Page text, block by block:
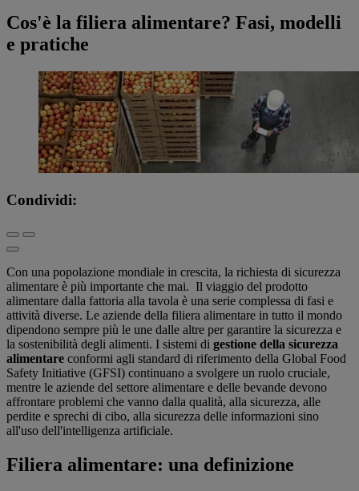
Cos'è la filiera alimentare? Fasi, modelli
e pratiche
Condividi:
Con una popolazione mondiale in crescita, la richiesta di sicurezza
alimentare è più importante che mai. Il viaggio del prodotto
alimentare dalla fattoria alla tavola è una serie complessa di fasi e
attività diverse. Le aziende della filiera alimentare in tutto il mondo
dipendono sempre più le une dalle altre per garantire la sicurezza e
la sostenibilità degli alimenti. I sistemi di gestione della sicurezza
alimentare conformi agli standard di riferimento della Global Food
Safety Initiative (GFSI) continuano a svolgere un ruolo cruciale,
mentre le aziende del settore alimentare e delle bevande devono
affrontare problemi che vanno dalla qualità, alla sicurezza, alle
perdite e sprechi di cibo, alla sicurezza delle informazioni sino
all'uso dell'intelligenza artificiale.
Filiera alimentare: una definizione